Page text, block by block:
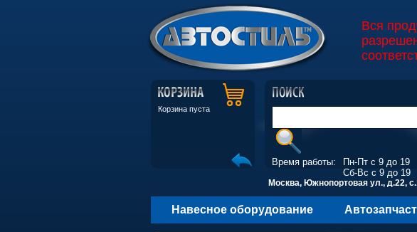
Вся
Корзина пуста
Время работы:
Пн-Пт с 9 до 19
Сб-Вс с 9 до 19
Москва, Южнопортовая ул., д.22,
Навесное оборудование